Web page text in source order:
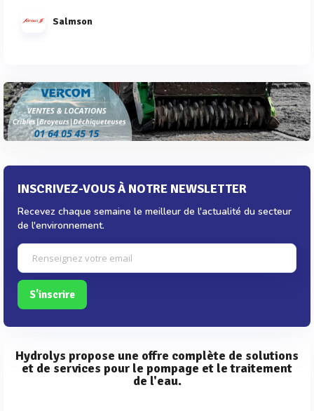
Salmson
INSCRIVEZ-VOUS À NOTRE NEWSLETTER
Recevez chaque semaine le meilleur de l'actualité du secteur
de l'environnement.
S'inscrire
Hydrolys propose une offre complète de solutions
et de services pour le pompage et le traitement
de l'eau.